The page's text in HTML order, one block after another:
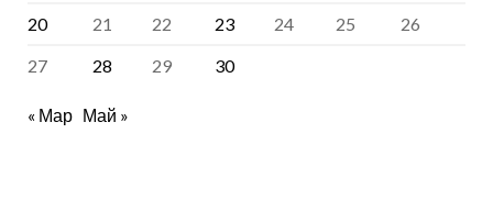
20
21 22 23 24 25
26
27
28 29 30
« Мар Май »